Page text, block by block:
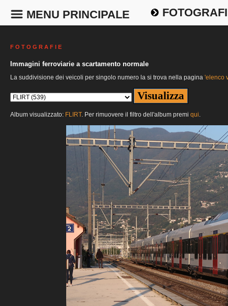
MENU PRINCIPALE
F O T O G R A F I E
Immagini ferroviarie a scartamento normale
La suddivisione dei veicoli per singolo numero la si trova nella pagina 'elenco
Album visualizzato: FLIRT. Per rimuovere il filtro dell'album premi qui.